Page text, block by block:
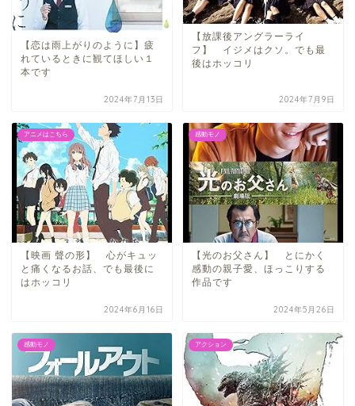
【恋は雨上がりのように】疲
れているときに観てほしい１
本です
2024年7月13日
【放課後アングラーライ
フ】 イジメはクソ。でも最
後はホッコリ
2024年7月9日
アニメはこちら
【映画 聲の形】 心がキュッ
と痛くなるお話、でも最後に
はホッコリ
2024年6月16日
感動モノ
【光のお父さん】 とにかく
感動の親子愛、ほっこりする
作品です
2024年5月26日
感動モノ アクション